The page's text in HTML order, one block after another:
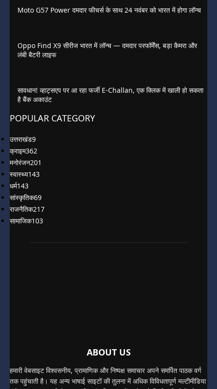
Moto G57 Power दमदार फीचर्स के साथ 24 नवंबर को भारत में होगा लॉन्च
Oppo Find X9 सीरीज भारत में लॉन्च — दमदार परफॉर्मेंस, बड़ा कैमरा और
लंबी बैटरी लाइफ
सावधान! व्हाट्सएप पर आ रहा फर्जी E-Challan, एक क्लिक में खाली हो सकता
है बैंक अकाउंट
POPULAR CATEGORY
उत्तराखंड9
क्राइम362
मनोरंजन201
स्वास्थ्य143
धर्म143
सांस्कृतिक69
राजनैतिक217
सामाजिक103
ABOUT US
हमारी वेबसाइट विश्वसनीय, प्रामाणिक और निष्पक्ष समाचार अपने समर्पित पाठक वर्ग
तक पहुंचाती है। यह अन्य भाषाई साइटों की तुलना में अधिक विविधतापूर्ण मल्टीमीडिया